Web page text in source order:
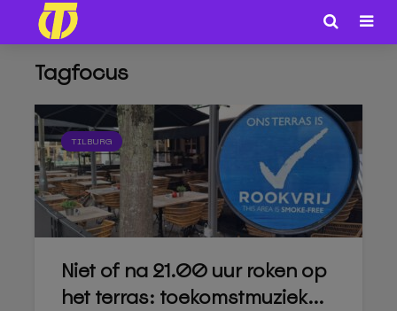
Tagfocus
TILBURG
Niet of na 21.00 uur roken op
het terras: toekomstmuziek...